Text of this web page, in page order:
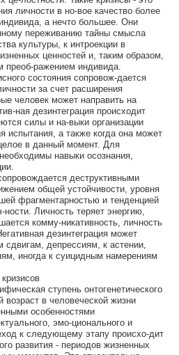
личности в но-вое качество более
а нечто большее. Они
переживанию тайны смысла
культуры, к интроекции в
ценностей и, таким образом,
преоб-ражением индивида.
состояния сопровож-дается
за счет расширения
человек может направить на
ная дезинтеграция происходит
силы и на-выки организации
испытания, а также когда она может
в данный момент. Для
навыки осознания,
деструктивными
общей устойчивости, уровня
фрагментарностью и тенденцией
ности. Личность теряет энергию,
комму-никативность, личность
дезинтеграция может
сдвигам, депрессиям, к астении,
иногда к суицидным намерениям
ступень онтогенетического
в человеческой жизни
особенностями
эмо-ционального и
к следующему этапу происхо-дит
развития - периодов жизненных